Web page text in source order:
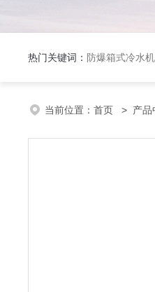
热门关键词： 防爆箱式冷水
当前位置： 首页 > 产品